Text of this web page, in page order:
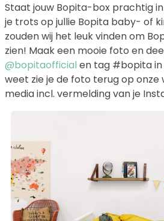
Staat jouw Bopita-box prachtig
je trots op jullie Bopita baby- of
zouden wij het leuk vinden om
zien! Maak een mooie foto en
@bopitaofficial en tag #bopita
weet zie je de foto terug op onze
media incl. vermelding van je